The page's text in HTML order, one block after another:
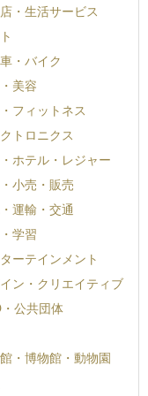
・生活サービス
・バイク
美容
フィットネス
トロニクス
ホテル・レジャー
小売・販売
運輸・交通
学習
ーテインメント
ン・クリエイティブ
公共団体
・博物館・動物園